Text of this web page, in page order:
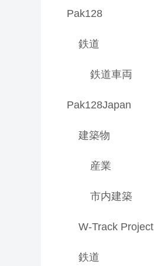
Pak128
鉄道
鉄道車両
Pak128Japan
建築物
産業
市内建築
W-Track Project
鉄道